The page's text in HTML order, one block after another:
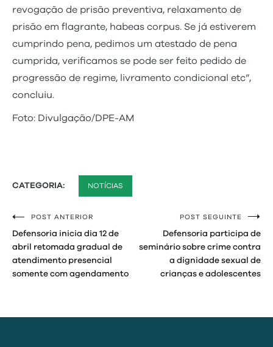
revogação de prisão preventiva, relaxamento de
prisão em flagrante, habeas corpus. Se já estiverem
cumprindo pena, pedimos um atestado de pena
cumprida, verificamos se pode ser feito pedido de
progressão de regime, livramento condicional etc”,
concluiu.
Foto: Divulgação/DPE-AM
CATEGORIA: NOTÍCIAS
Navegação
de
Post
POST ANTERIOR
Defensoria inicia dia 12 de
abril retomada gradual de
atendimento presencial
somente com agendamento
POST SEGUINTE
Defensoria participa de
seminário sobre crime contra
a dignidade sexual de
crianças e adolescentes